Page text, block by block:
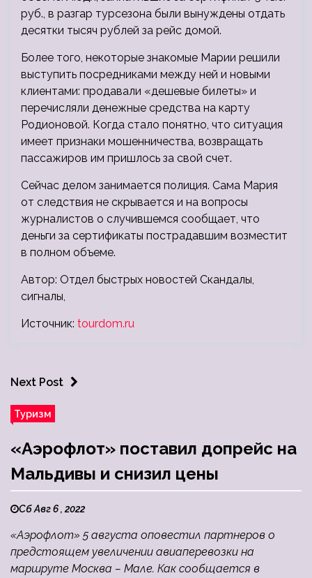
руб., в разгар турсезона были вынуждены отдать
десятки тысяч рублей за рейс домой.
Более того, некоторые знакомые Марии решили
выступить посредниками между ней и новыми
клиентами: продавали «дешевые билеты» и
перечисляли денежные средства на карту
Родионовой. Когда стало понятно, что ситуация
имеет признаки мошенничества, возвращать
пассажиров им пришлось за свой счет.
Сейчас делом занимается полиция. Сама Мария
от следствия не скрывается и на вопросы
журналистов о случившемся сообщает, что
деньги за сертификаты пострадавшим возместит
в полном объеме.
Автор: Отдел быстрых новостей Скандалы,
сигналы,
Источник: tourdom.ru
Next Post
Туризм
«Аэрофлот» поставил допрейс на
Мальдивы и снизил цены
Сб Авг 6 , 2022
«Аэрофлот» 5 августа оповестил партнеров о
предстоящем увеличении авиаперевозки на
маршруте Москва – Мале. Как сообщается в